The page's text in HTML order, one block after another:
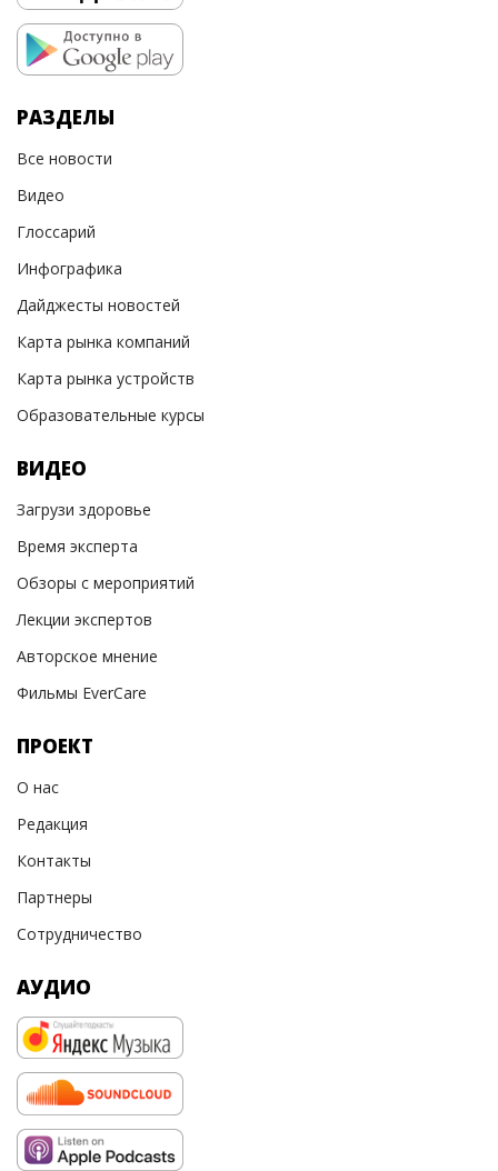
РАЗДЕЛЫ
Все новости
Видео
Глоссарий
Инфографика
Дайджесты новостей
Карта рынка компаний
Карта рынка устройств
Образовательные курсы
ВИДЕО
Загрузи здоровье
Время эксперта
Обзоры с мероприятий
Лекции экспертов
Авторское мнение
Фильмы EverCare
ПРОЕКТ
О нас
Редакция
Контакты
Партнеры
Сотрудничество
АУДИО